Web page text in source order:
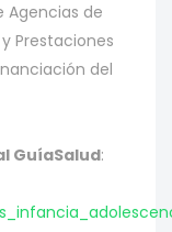
Agencias de
Prestaciones
del
GuíaSalud: